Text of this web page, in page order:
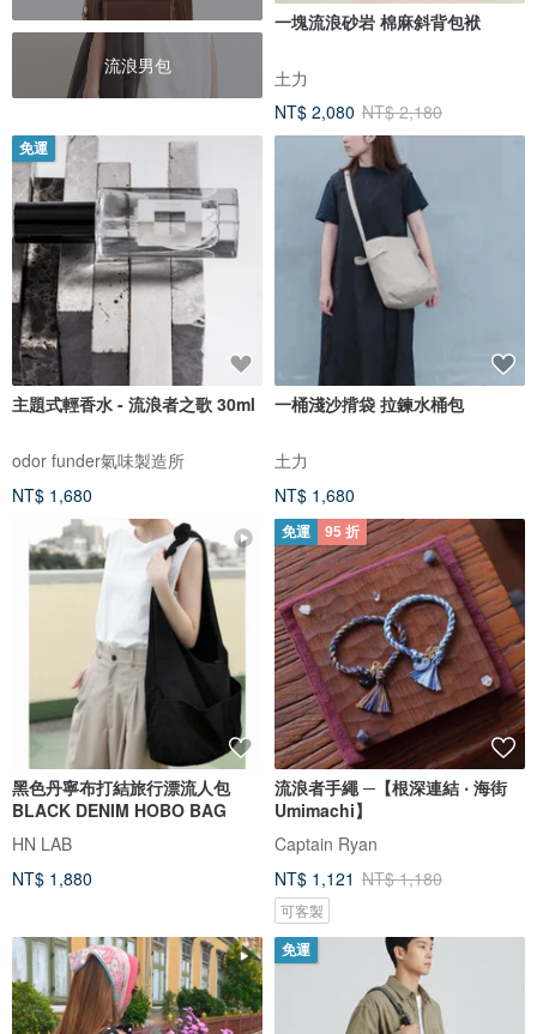
流浪男包
一塊流浪砂岩 棉麻斜背包袱
土力
NT$ 2,080 NT$ 2,180
免運
主題式輕香水 - 流浪者之歌 30ml
odor funder氣味製造所
NT$ 1,680
一桶淺沙揹袋 拉鍊水桶包
土力
NT$ 1,680
黑色丹寧布打結旅行漂流人包
BLACK DENIM HOBO BAG
HN LAB
NT$ 1,880
免運 95 折
流浪者手繩 ─【根深連結 ‧ 海街
Umimachi】
Captain Ryan
NT$ 1,121 NT$ 1,180
可客製
免運